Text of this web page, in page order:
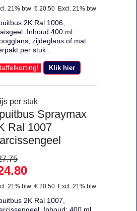
21% btw € 20.50 Excl. 21% btw
2K Ral 1006,
Inhoud 400 ml
zijdeglans of mat
per stuk...
Klik hier
per stuk
Spraymax
Ral 1007
21% btw € 20.50 Excl. 21% btw
2K Ral 1007,